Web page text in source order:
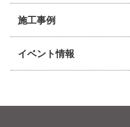
施工事例
イベント情報